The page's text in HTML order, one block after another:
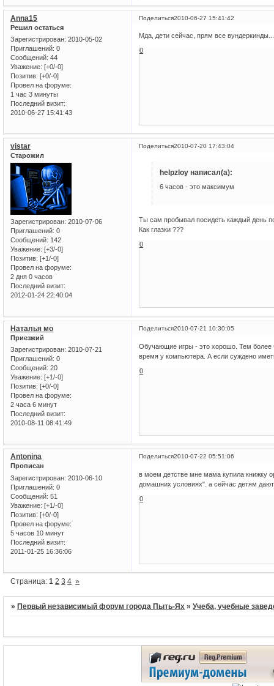
Поделиться2010-06-27 15:41:42
Anna15
Решил остаться
Зарегистрирован: 2010-05-02
Приглашений: 0
Сообщений: 44
Уважение: [+0/-0]
Позитив: [+0/-0]
Провел на форуме:
1 час 3 минуты
Последний визит:
2010-06-27 15:41:43
Мда, дети сейчас, прям все
0
Поделиться2010-07-20 17:43:04
vistar
Старожил
Зарегистрирован: 2010-07-06
Приглашений: 0
Сообщений: 142
Уважение: [+3/-0]
Позитив: [+1/-0]
Провел на форуме:
2 дня 0 часов
Последний визит:
2012-01-24 22:40:04
helpzloy написал(а):
6 часов - это максимум
Ты сам пробывал посидеть каждый день
Как глазки ???
0
Поделиться2010-07-21 10:30:05
Наталья мо
Приезжий
Зарегистрирован: 2010-07-21
Приглашений: 0
Сообщений: 20
Уважение: [+1/-0]
Позитив: [+0/-0]
Провел на форуме:
2 часа 6 минут
Последний визит:
2010-08-11 08:41:49
Обучающие игры - это хорошо. Тем более
время у компьютера. А если суждено
0
Поделиться2010-07-22 05:51:06
Antonina
Прописан
Зарегистрирован: 2010-06-10
Приглашений: 0
Сообщений: 51
Уважение: [+1/-0]
Позитив: [+0/-0]
Провел на форуме:
5 часов 10 минут
Последний визит:
2011-01-25 16:36:06
в моем детстве мне мама купила книжку
домашних условиях". а сейчас детям
0
Страница:1 2 3 4 »
» Первый независимый форум города Пыть-Ях »Учеба, учебные